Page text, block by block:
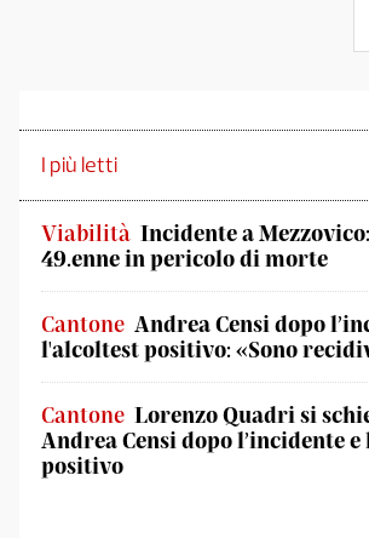
I più letti
Viabilità Incidente a
49.enne in pericolo di morte
Cantone Andrea Censi dopo
l'alcoltest positivo: «Sono
Cantone Lorenzo Quadri si
Andrea Censi dopo l’incidente
positivo